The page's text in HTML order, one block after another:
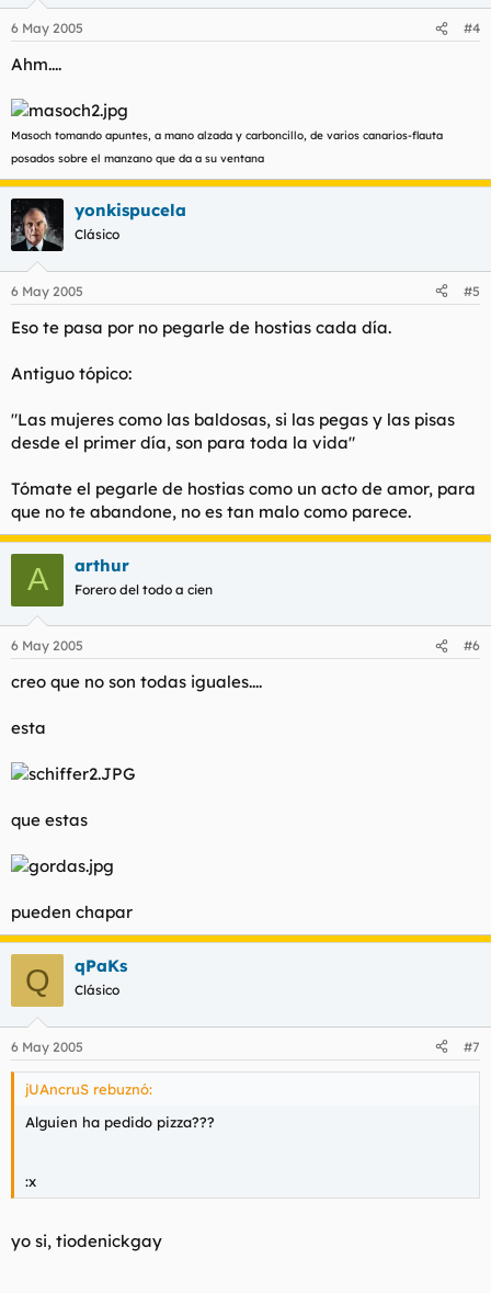
6 May 2005 #4
Ahm....
Masoch tomando apuntes, a mano alzada y carboncillo, de varios canarios-flauta
posados sobre el manzano que da a su ventana
yonkispucela
Clásico
6 May 2005 #5
Eso te pasa por no pegarle de hostias cada día.
Antiguo tópico:
"Las mujeres como las baldosas, si las pegas y las pisas
desde el primer día, son para toda la vida"
Tómate el pegarle de hostias como un acto de amor, para
que no te abandone, no es tan malo como parece.
A arthur
Forero del todo a cien
6 May 2005 #6
creo que no son todas iguales....
esta
que estas
pueden chapar
Q qPaKs
Clásico
6 May 2005 #7
jUAncruS rebuznó:
Alguien ha pedido pizza???
:x
yo si, tiodenickgay